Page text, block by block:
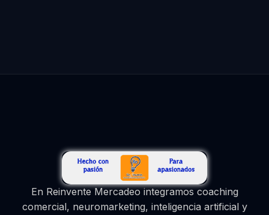
En Reinvente Mercadeo integramos coaching
comercial, neuromarketing, inteligencia artificial y